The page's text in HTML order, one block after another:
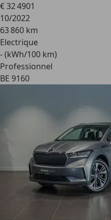
€ 32 4901
10/2022
63 860 km
Electrique
- (kWh/100 km)
Professionnel
BE 9160